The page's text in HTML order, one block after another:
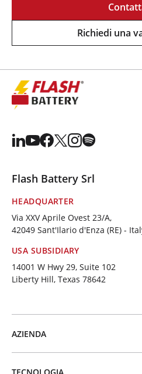
Richiedi una
Flash Battery Srl
HEADQUARTER
Via XXV Aprile Ovest 23/A,
42049 Sant'Ilario d'Enza (RE) -
USA SUBSIDIARY
14001 W Hwy 29, Suite 102
Liberty Hill, Texas 78642
AZIENDA